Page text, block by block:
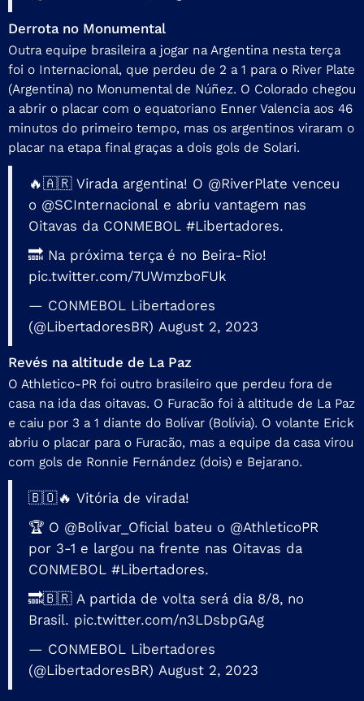
Derrota no Monumental
Outra equipe brasileira a jogar na Argentina nesta terça
foi o Internacional, que perdeu de 2 a 1 para o River Plate
(Argentina) no Monumental de Núñez. O Colorado chegou
a abrir o placar com o equatoriano Enner Valencia aos 46
minutos do primeiro tempo, mas os argentinos viraram o
placar na etapa final graças a dois gols de Solari.
🔥🇦🇷 Virada argentina! O @RiverPlate venceu
o @SCInternacional e abriu vantagem nas
Oitavas da CONMEBOL #Libertadores.
🔜 Na próxima terça é no Beira-Rio!
pic.twitter.com/7UWmzboFUk
— CONMEBOL Libertadores
(@LibertadoresBR) August 2, 2023
Revés na altitude de La Paz
O Athletico-PR foi outro brasileiro que perdeu fora de
casa na ida das oitavas. O Furacão foi à altitude de La Paz
e caiu por 3 a 1 diante do Bolívar (Bolívia). O volante Erick
abriu o placar para o Furacão, mas a equipe da casa virou
com gols de Ronnie Fernández (dois) e Bejarano.
🇧🇴🔥 Vitória de virada!
🏆 O @Bolivar_Oficial bateu o @AthleticoPR
por 3-1 e largou na frente nas Oitavas da
CONMEBOL #Libertadores.
🔜🇧🇷 A partida de volta será dia 8/8, no
Brasil. pic.twitter.com/n3LDsbpGAg
— CONMEBOL Libertadores
(@LibertadoresBR) August 2, 2023